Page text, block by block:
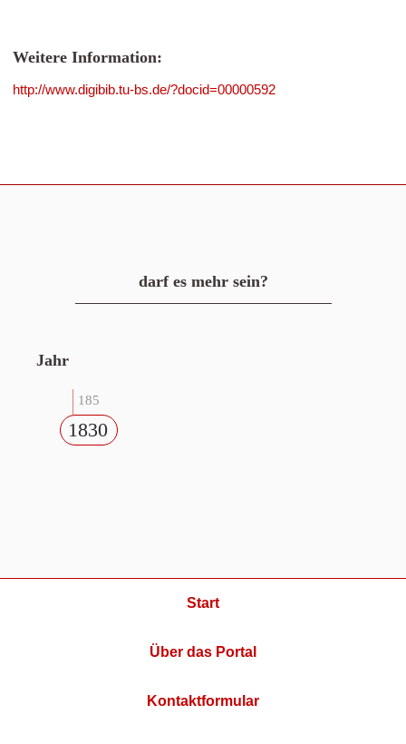
Weitere Information:
http://www.digibib.tu-bs.de/?docid=00000592
darf es mehr sein?
Jahr
185
1830
Start
Über das Portal
Kontaktformular